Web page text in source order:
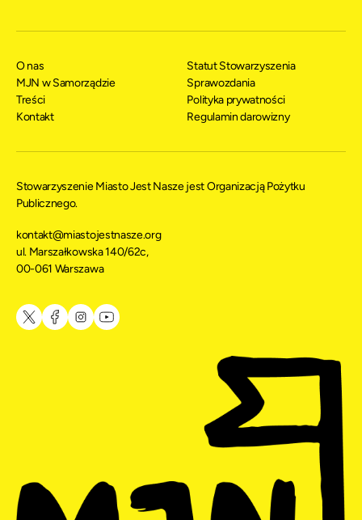
Stowarzyszenie Miasto Jest Nasze jest Organizacją Pożytku
Publicznego.
kontakt@miastojestnasze.org
ul. Marszałkowska 140/62c,
00-061 Warszawa
O nas
MJN w Samorządzie
Treści
Kontakt
Statut Stowarzyszenia
Sprawozdania
Polityka prywatności
Regulamin darowizny